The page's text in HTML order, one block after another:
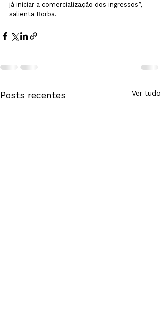
já iniciar a comercialização dos ingressos”,
salienta Borba.
Posts recentes Ver tudo